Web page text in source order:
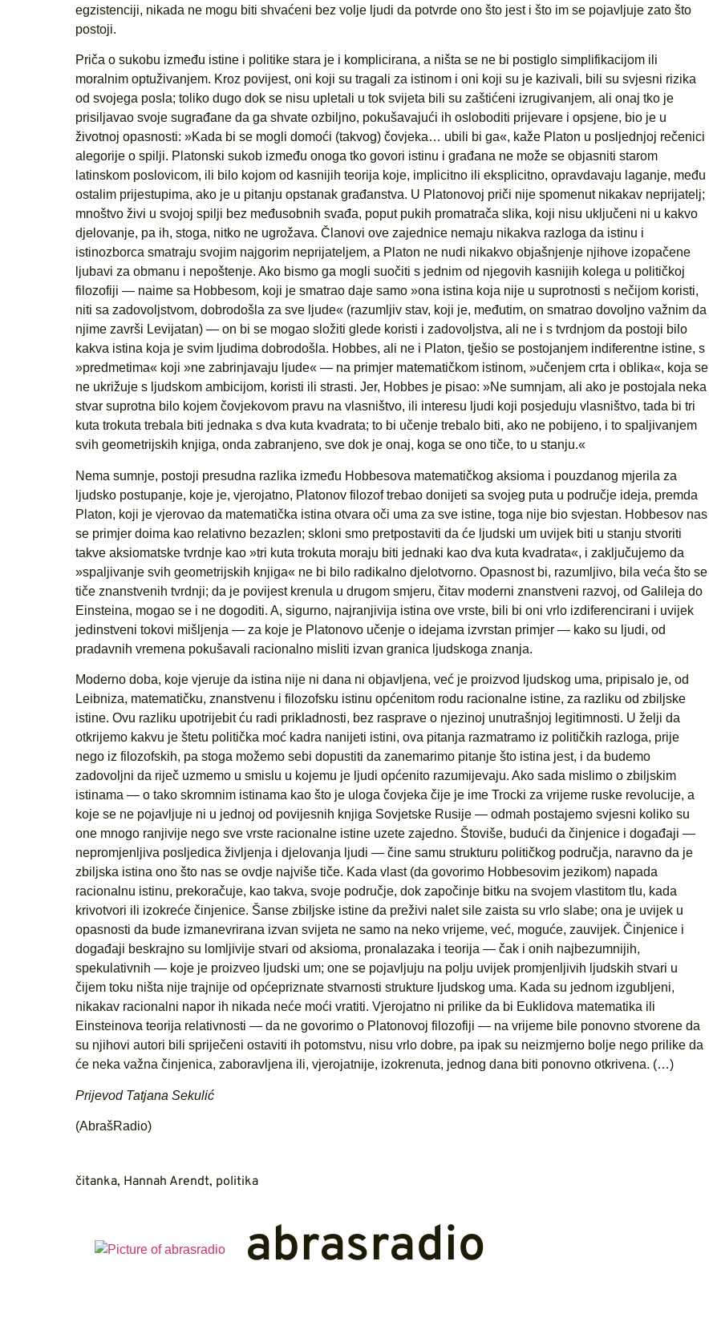
egzistenciji, nikada ne mogu biti shvaćeni bez volje ljudi da potvrde ono što jest i što im se pojavljuje zato što
postoji.
Priča o sukobu između istine i politike stara je i komplicirana, a ništa se ne bi postiglo simplifikacijom ili
moralnim optuživanjem. Kroz povijest, oni koji su tragali za istinom i oni koji su je kazivali, bili su svjesni rizika
od svojega posla; toliko dugo dok se nisu upletali u tok svijeta bili su zaštićeni izrugivanjem, ali onaj tko je
prisiljavao svoje sugrađane da ga shvate ozbiljno, pokušavajući ih osloboditi prijevare i opsjene, bio je u
životnoj opasnosti: »Kada bi se mogli domoći (takvog) čovjeka… ubili bi ga«, kaže Platon u posljednjoj rečenici
alegorije o spilji. Platonski sukob između onoga tko govori istinu i građana ne može se objasniti starom
latinskom poslovicom, ili bilo kojom od kasnijih teorija koje, implicitno ili eksplicitno, opravdavaju laganje, među
ostalim prijestupima, ako je u pitanju opstanak građanstva. U Platonovoj priči nije spomenut nikakav neprijatelj;
mnoštvo živi u svojoj spilji bez međusobnih svađa, poput pukih promatrača slika, koji nisu uključeni ni u kakvo
djelovanje, pa ih, stoga, nitko ne ugrožava. Članovi ove zajednice nemaju nikakva razloga da istinu i
istinozborca smatraju svojim najgorim neprijateljem, a Platon ne nudi nikakvo objašnjenje njihove izopačene
ljubavi za obmanu i nepoštenje. Ako bismo ga mogli suočiti s jednim od njegovih kasnijih kolega u političkoj
filozofiji — naime sa Hobbesom, koji je smatrao daje samo »ona istina koja nije u suprotnosti s nečijom koristi,
niti sa zadovoljstvom, dobrodošla za sve ljude« (razumljiv stav, koji je, međutim, on smatrao dovoljno važnim da
njime završi Levijatan) — on bi se mogao složiti glede koristi i zadovoljstva, ali ne i s tvrdnjom da postoji bilo
kakva istina koja je svim ljudima dobrodošla. Hobbes, ali ne i Platon, tješio se postojanjem indiferentne istine, s
»predmetima« koji »ne zabrinjavaju ljude« — na primjer matematičkom istinom, »učenjem crta i oblika«, koja se
ne ukrižuje s ljudskom ambicijom, koristi ili strasti. Jer, Hobbes je pisao: »Ne sumnjam, ali ako je postojala neka
stvar suprotna bilo kojem čovjekovom pravu na vlasništvo, ili interesu ljudi koji posjeduju vlasništvo, tada bi tri
kuta trokuta trebala biti jednaka s dva kuta kvadrata; to bi učenje trebalo biti, ako ne pobijeno, i to spaljivanjem
svih geometrijskih knjiga, onda zabranjeno, sve dok je onaj, koga se ono tiče, to u stanju.«
Nema sumnje, postoji presudna razlika između Hobbesova matematičkog aksioma i pouzdanog mjerila za
ljudsko postupanje, koje je, vjerojatno, Platonov filozof trebao donijeti sa svojeg puta u područje ideja, premda
Platon, koji je vjerovao da matematička istina otvara oči uma za sve istine, toga nije bio svjestan. Hobbesov nas
se primjer doima kao relativno bezazlen; skloni smo pretpostaviti da će ljudski um uvijek biti u stanju stvoriti
takve aksiomatske tvrdnje kao »tri kuta trokuta moraju biti jednaki kao dva kuta kvadrata«, i zaključujemo da
»spaljivanje svih geometrijskih knjiga« ne bi bilo radikalno djelotvorno. Opasnost bi, razumljivo, bila veća što se
tiče znanstvenih tvrdnji; da je povijest krenula u drugom smjeru, čitav moderni znanstveni razvoj, od Galileja do
Einsteina, mogao se i ne dogoditi. A, sigurno, najranjivija istina ove vrste, bili bi oni vrlo izdiferencirani i uvijek
jedinstveni tokovi mišljenja — za koje je Platonovo učenje o idejama izvrstan primjer — kako su ljudi, od
pradavnih vremena pokušavali racionalno misliti izvan granica ljudskoga znanja.
Moderno doba, koje vjeruje da istina nije ni dana ni objavljena, već je proizvod ljudskog uma, pripisalo je, od
Leibniza, matematičku, znanstvenu i filozofsku istinu općenitom rodu racionalne istine, za razliku od zbiljske
istine. Ovu razliku upotrijebit ću radi prikladnosti, bez rasprave o njezinoj unutrašnjoj legitimnosti. U želji da
otkrijemo kakvu je štetu politička moć kadra nanijeti istini, ova pitanja razmatramo iz političkih razloga, prije
nego iz filozofskih, pa stoga možemo sebi dopustiti da zanemarimo pitanje što istina jest, i da budemo
zadovoljni da riječ uzmemo u smislu u kojemu je ljudi općenito razumijevaju. Ako sada mislimo o zbiljskim
istinama — o tako skromnim istinama kao što je uloga čovjeka čije je ime Trocki za vrijeme ruske revolucije, a
koje se ne pojavljuje ni u jednoj od povijesnih knjiga Sovjetske Rusije — odmah postajemo svjesni koliko su
one mnogo ranjivije nego sve vrste racionalne istine uzete zajedno. Štoviše, budući da činjenice i događaji —
nepromjenljiva posljedica življenja i djelovanja ljudi — čine samu strukturu političkog područja, naravno da je
zbiljska istina ono što nas se ovdje najviše tiče. Kada vlast (da govorimo Hobbesovim jezikom) napada
racionalnu istinu, prekoračuje, kao takva, svoje područje, dok započinje bitku na svojem vlastitom tlu, kada
krivotvori ili izokreće činjenice. Šanse zbiljske istine da preživi nalet sile zaista su vrlo slabe; ona je uvijek u
opasnosti da bude izmanevrirana izvan svijeta ne samo na neko vrijeme, već, moguće, zauvijek. Činjenice i
događaji beskrajno su lomljivije stvari od aksioma, pronalazaka i teorija — čak i onih najbezumnijih,
spekulativnih — koje je proizveo ljudski um; one se pojavljuju na polju uvijek promjenljivih ljudskih stvari u
čijem toku ništa nije trajnije od općepriznate stvarnosti strukture ljudskog uma. Kada su jednom izgubljeni,
nikakav racionalni napor ih nikada neće moći vratiti. Vjerojatno ni prilike da bi Euklidova matematika ili
Einsteinova teorija relativnosti — da ne govorimo o Platonovoj filozofiji — na vrijeme bile ponovno stvorene da
su njihovi autori bili spriječeni ostaviti ih potomstvu, nisu vrlo dobre, pa ipak su neizmjerno bolje nego prilike da
će neka važna činjenica, zaboravljena ili, vjerojatnije, izokrenuta, jednog dana biti ponovno otkrivena. (…)
Prijevod Tatjana Sekulić
(AbrašRadio)
čitanka, Hannah Arendt, politika
abrasradio